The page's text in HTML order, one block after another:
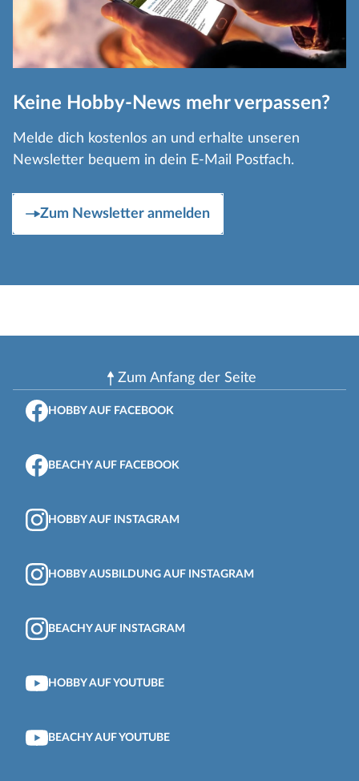
Keine Hobby-News mehr verpassen?
Melde dich kostenlos an und erhalte unseren
Newsletter bequem in dein E-Mail Postfach.
Zum Newsletter anmelden
Zum Anfang der Seite
HOBBY AUF FACEBOOK
BEACHY AUF FACEBOOK
HOBBY AUF INSTAGRAM
HOBBY AUSBILDUNG AUF INSTAGRAM
BEACHY AUF INSTAGRAM
HOBBY AUF YOUTUBE
BEACHY AUF YOUTUBE